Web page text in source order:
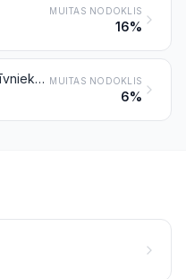
MUITAS NODOKLIS
16%
Kukaiņi un citi dzīvnieku izcelsmes pārtikas produkti, kas citur nav minēti vai iekļauti MUITAS NODOKLIS
6%